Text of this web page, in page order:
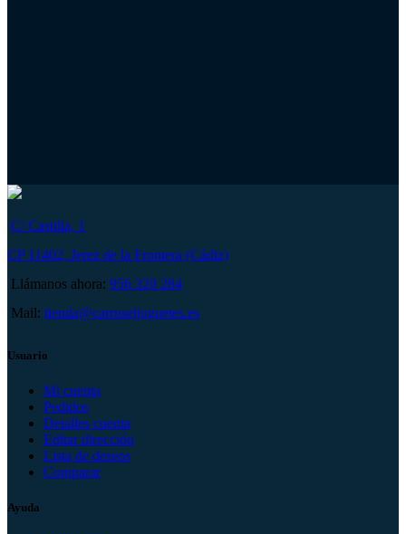
C/ Castilla, 1
CP 11402, Jerez de la Frontera (Cádiz)
Llámanos ahora: 956 320 284
Mail: tienda@carruseljuguetes.es
Usuario
Mi cuenta
Pedidos
Detalles cuenta
Editar dirección
Lista de deseos
Comparar
Ayuda